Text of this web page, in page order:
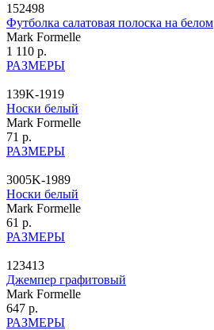
152498
Футболка салатовая полоска на белом
Mark Formelle
1 110 р.
РАЗМЕРЫ
139K-1919
Носки белый
Mark Formelle
71 р.
РАЗМЕРЫ
3005K-1989
Носки белый
Mark Formelle
61 р.
РАЗМЕРЫ
123413
Джемпер графитовый
Mark Formelle
647 р.
РАЗМЕРЫ